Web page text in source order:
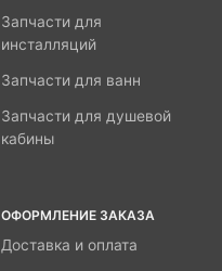
Запчасти для
инсталляций
Запчасти для ванн
Запчасти для душевой
кабины
ОФОРМЛЕНИЕ ЗАКАЗА
Доставка и оплата